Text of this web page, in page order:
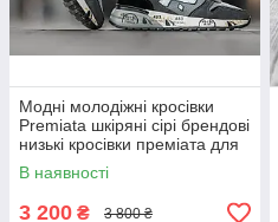
Модні молодіжні кросівки
Premiata шкіряні сірі брендові
низькі кросівки преміата для
спорту та відпочинку
В наявності
3 200 ₴ 3 800 ₴